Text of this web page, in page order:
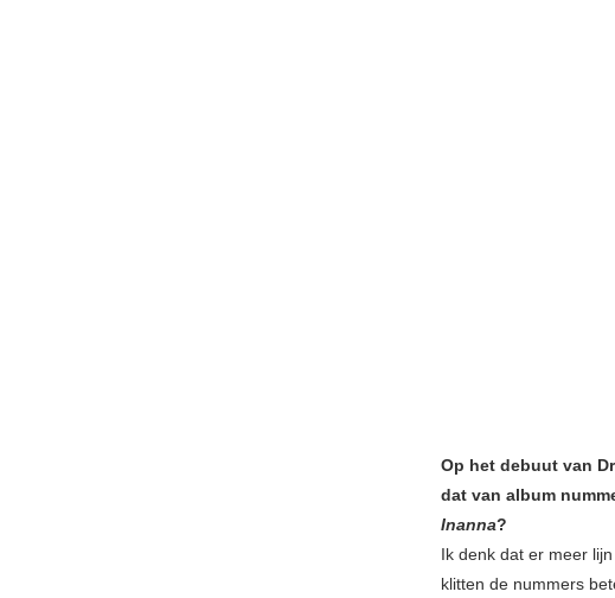
Op het debuut van
dat van album
Inanna?
Ik denk dat er meer
klitten de nummers